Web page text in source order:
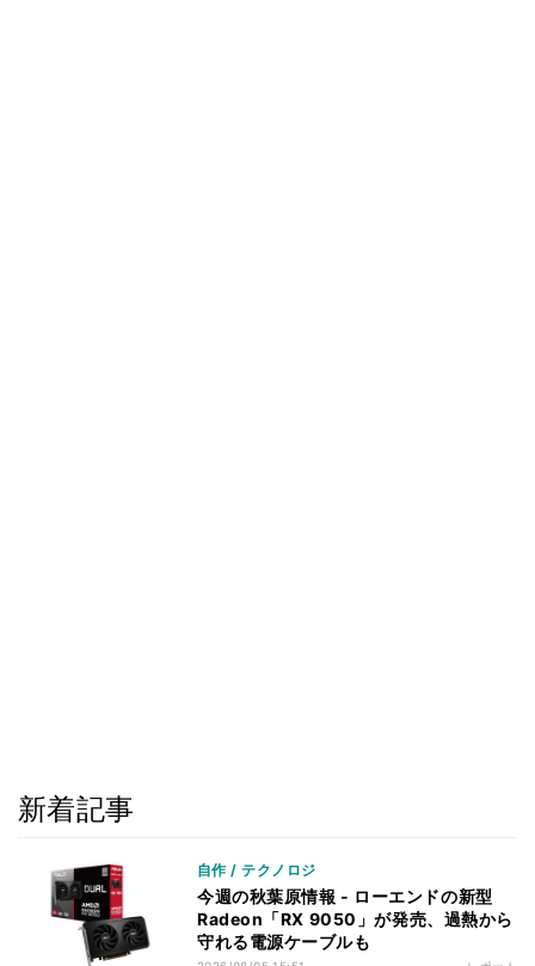
新着記事
自作 / テクノロジ
今週の秋葉原情報 - ローエンドの新型
Radeon「RX 9050」が発売、過熱から
守れる電源ケーブルも